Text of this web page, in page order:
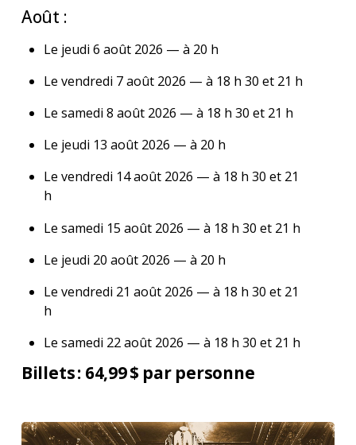
Août :
Le jeudi 6 août 2026 — à 20 h
Le vendredi 7 août 2026 — à 18 h 30 et 21 h
Le samedi 8 août 2026 — à 18 h 30 et 21 h
Le jeudi 13 août 2026 — à 20 h
Le vendredi 14 août 2026 — à 18 h 30 et 21
h
Le samedi 15 août 2026 — à 18 h 30 et 21 h
Le jeudi 20 août 2026 — à 20 h
Le vendredi 21 août 2026 — à 18 h 30 et 21
h
Le samedi 22 août 2026 — à 18 h 30 et 21 h
Billets : 64,99 $ par personne